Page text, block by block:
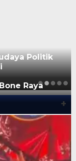
Politik
+
Raya